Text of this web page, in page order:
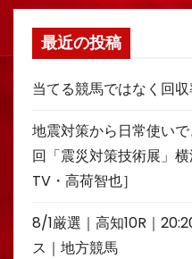
最近の投稿
当てる競馬ではなく回
地震対策から日常使い
回「震災対策技術展」
TV・高荷智也］
8/1厳選｜高知10R｜
ス｜地方競馬